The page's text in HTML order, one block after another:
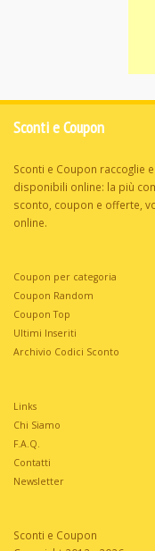
Sconti e Coupon
Sconti e Coupon raccoglie
disponibili online: la più
sconto, coupon e offerte,
online.
Coupon per categoria
Coupon Random
Coupon Top
Ultimi Inseriti
Archivio Codici Sconto
Links
Chi Siamo
F.A.Q.
Contatti
Newsletter
Sconti e Coupon